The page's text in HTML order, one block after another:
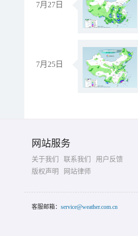
7月27日
7月25日
网站服务
关于我们 联系我们
用户反馈
版权声明
网站律师
客服邮箱： service@weather.com.cn